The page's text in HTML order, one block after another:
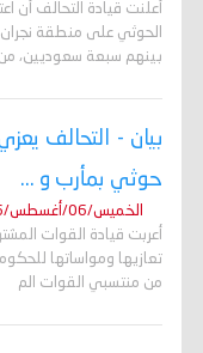
أعلنت قيادة التحالف أن
بينهم سبعة سعوديين،
بيان - التحالف
حوثي بمأرب و ...
الخميس/06/أغسطس/2026 - 11:51 م
أعربت قيادة القوات
تعازيها ومواساتها
من منتسبي القوات الم